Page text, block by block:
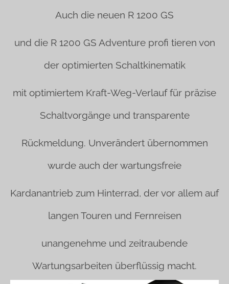
Auch die neuen R 1200 GS
und die R 1200 GS Adventure profi tieren von
der optimierten Schaltkinematik
mit optimiertem Kraft-Weg-Verlauf für präzise
Schaltvorgänge und transparente
Rückmeldung. Unverändert übernommen
wurde auch der wartungsfreie
Kardanantrieb zum Hinterrad, der vor allem auf
langen Touren und Fernreisen
unangenehme und zeitraubende
Wartungsarbeiten überflüssig macht.